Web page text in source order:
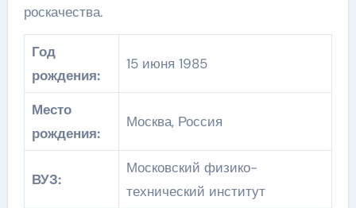
роскачества.
Год
рождения:
15 июня 1985
Место
рождения:
Москва, Россия
ВУЗ:
Московский физико-
технический институт